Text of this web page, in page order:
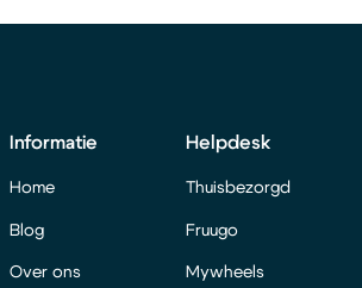
Informatie
Home
Blog
Over ons
Helpdesk
Thuisbezorgd
Fruugo
Mywheels